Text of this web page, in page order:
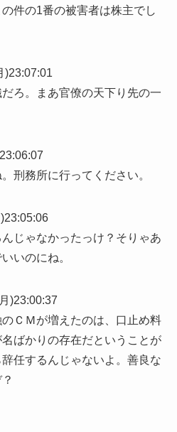
件の1番の被害者は株主でし
)23:07:01
ろ。まあ官僚の天下り先の一
刑務所に行ってください。
じゃなかったっけ？そりゃあ
いのにね。
)23:00:37
ＣＭが増えたのは、口止め料
ばかりの存在だということが
任するんじゃないよ。善良な